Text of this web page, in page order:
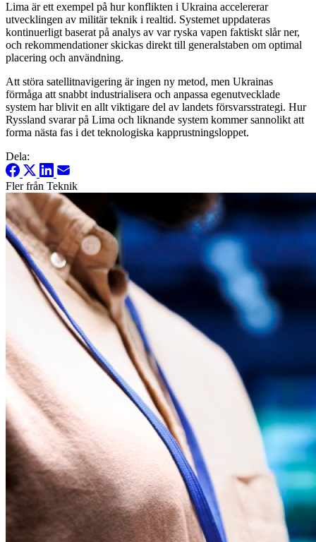
Lima är ett exempel på hur konflikten i Ukraina accelererar
utvecklingen av militär teknik i realtid. Systemet uppdateras
kontinuerligt baserat på analys av var ryska vapen faktiskt slår ner,
och rekommendationer skickas direkt till generalstaben om optimal
placering och användning.
Att störa satellitnavigering är ingen ny metod, men Ukrainas
förmåga att snabbt industrialisera och anpassa egenutvecklade
system har blivit en allt viktigare del av landets försvarsstrategi. Hur
Ryssland svarar på Lima och liknande system kommer sannolikt att
forma nästa fas i det teknologiska kapprustningsloppet.
Dela:
Fler från Teknik